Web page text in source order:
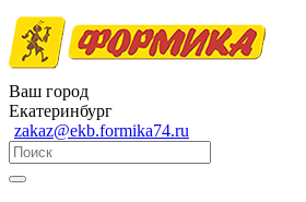
Ваш город
Екатеринбург
zakaz@ekb.formika74.ru